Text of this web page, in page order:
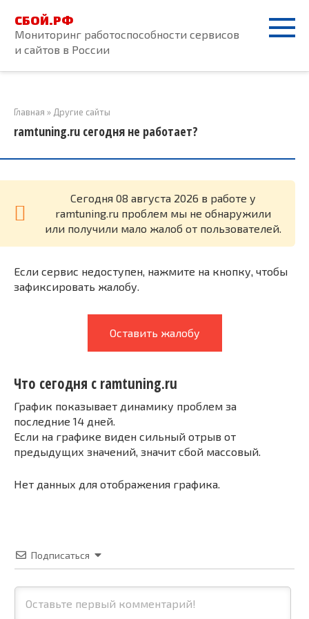
контенту
СБОЙ.РФ
Мониторинг работоспособности сервисов
и сайтов в России
Главная » Другие сайты
ramtuning.ru сегодня не работает?
Cегодня 08 августа 2026 в работе у
ramtuning.ru проблем мы не обнаружили
или получили мало жалоб от пользователей.
Если сервис недоступен, нажмите на кнопку, чтобы
зафиксировать жалобу.
Оставить жалобу
Что сегодня с ramtuning.ru
График показывает динамику проблем за
последние 14 дней.
Если на графике виден сильный отрыв от
предыдущих значений, значит сбой массовый.
Нет данных для отображения графика.
Подписаться